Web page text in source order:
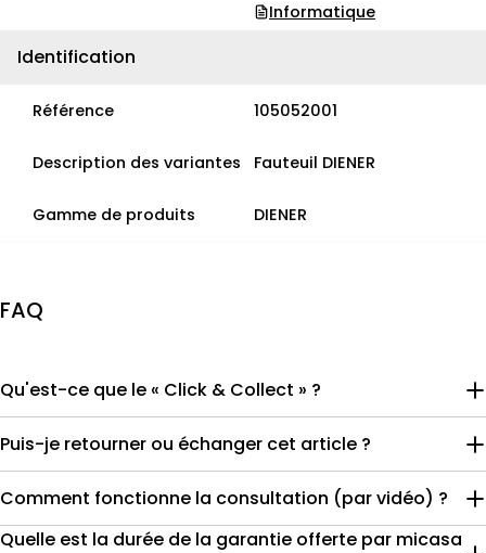
Informatique
Identification
Référence 105052001
Description des variantes Fauteuil DIENER
Gamme de produits DIENER
FAQ
Qu'est-ce que le « Click & Collect » ?
Puis-je retourner ou échanger cet article ?
Comment fonctionne la consultation (par vidéo) ?
Quelle est la durée de la garantie offerte par micasa